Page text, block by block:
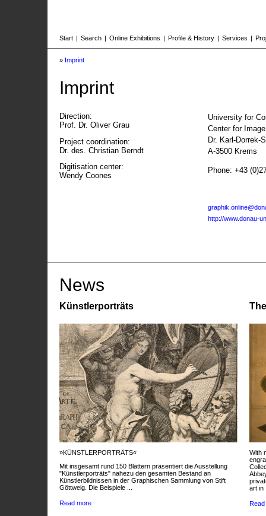
Start | Search | Online Exhibitions | Profile & History | Services |
» Imprint
Imprint
Direction:
Prof. Dr. Oliver Grau
Project coordination:
Dr. des. Christian Berndt
Digitisation center:
Wendy Coones
University for
Center for
Dr. Karl-Dorrek-
A-3500 Krems
Phone: +43
http://www.donau-
News
Künstlerporträts
»KÜNSTLERPORTRÄTS«
Mit insgesamt rund 150 Blättern präsentiert die Ausstellung
"Künstlerporträts" nahezu den gesamten Bestand an
Künstlerbildnissen in der Graphischen Sammlung von Stift
Göttweig. Die Beispiele ...
Read more
With
art in